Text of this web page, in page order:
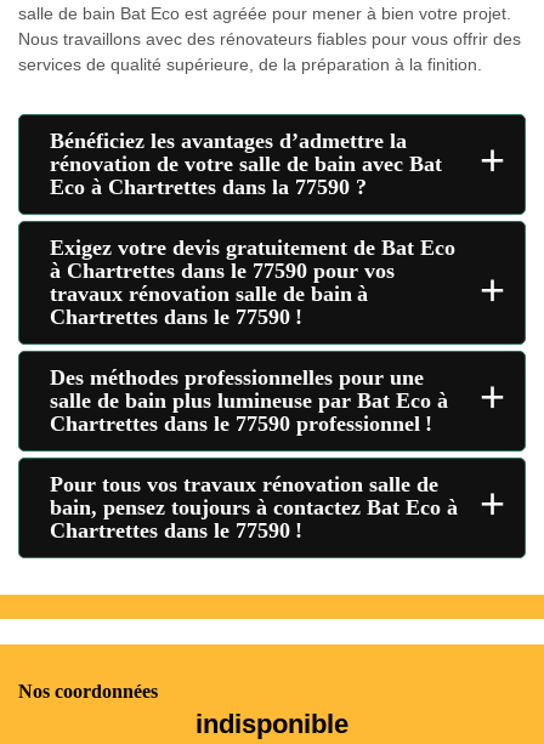
salle de bain Bat Eco est agréée pour mener à bien votre projet.
Nous travaillons avec des rénovateurs fiables pour vous offrir des
services de qualité supérieure, de la préparation à la finition.
Bénéficiez les avantages d’admettre la
rénovation de votre salle de bain avec Bat
Eco à Chartrettes dans la 77590 ?
+
Exigez votre devis gratuitement de Bat Eco
à Chartrettes dans le 77590 pour vos
travaux rénovation salle de bain à
Chartrettes dans le 77590 !
+
Des méthodes professionnelles pour une
salle de bain plus lumineuse par Bat Eco à
Chartrettes dans le 77590 professionnel !
+
Pour tous vos travaux rénovation salle de
bain, pensez toujours à contactez Bat Eco à
Chartrettes dans le 77590 !
+
Nos coordonnées
indisponible